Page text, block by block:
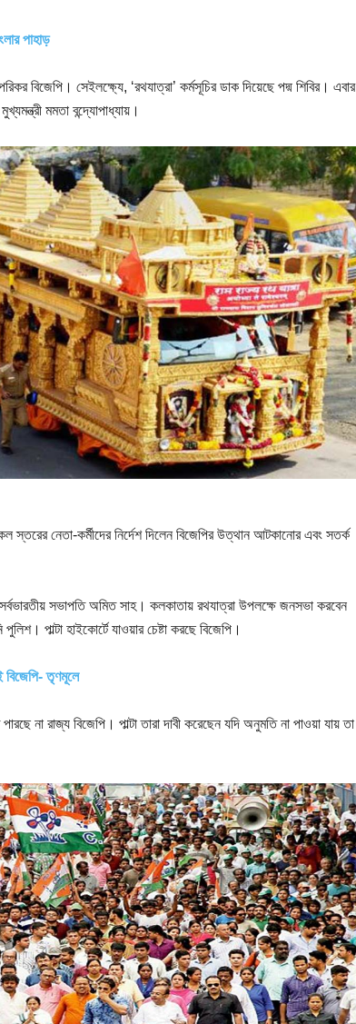
পাহাড়
বিজেপি। সেইলক্ষ্যে, ‘রথযাত্রা’ কর্মসূচির ডাক দিয়েছে পদ্ম শিবির। এবার
মমতা বন্দ্যোপাধ্যায়।
স্তরের নেতা-কর্মীদের নির্দেশ দিলেন বিজেপির উত্থান আটকানোর এবং সতর্ক
সভাপতি অমিত সাহ। কলকাতায় রথযাত্রা উপলক্ষে জনসভা করবেন
পাল্টা হাইকোর্টে যাওয়ার চেষ্টা করছে বিজেপি।
তৃণমূলে
না রাজ্য বিজেপি। পাল্টা তারা দাবী করেছেন যদি অনুমতি না পাওয়া যায় তা